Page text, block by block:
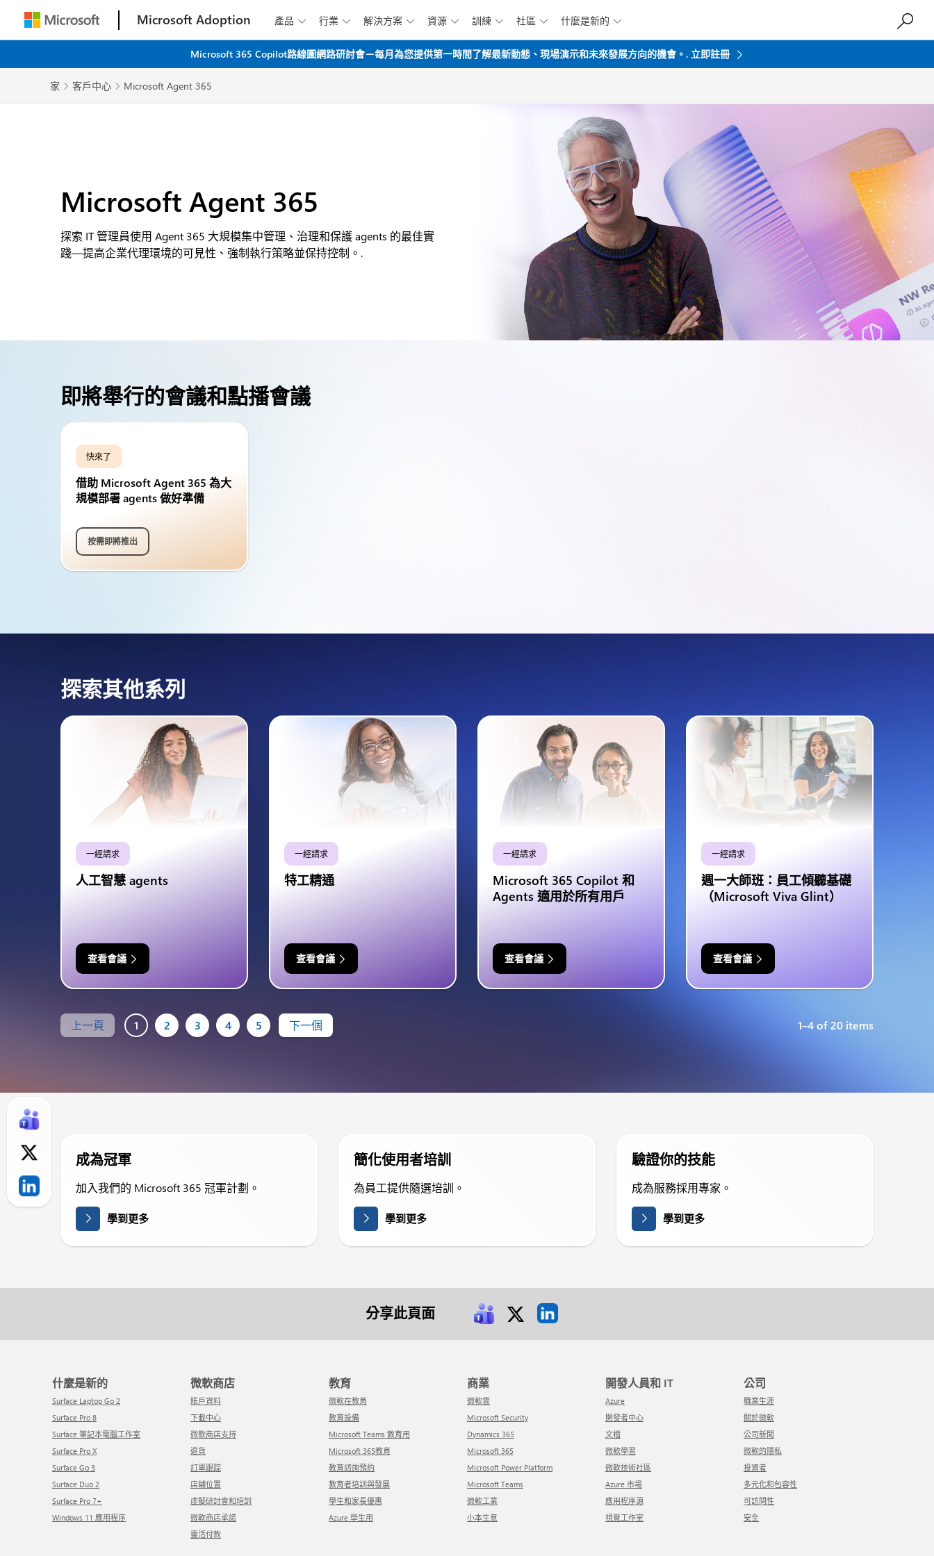
跳到主要內容
Microsoft Adoption 產品  行業  解決方案  資源  訓練  社區  什麼是新的 
Microsoft 365 Copilot路線圖網路研討會－每月為您提供第一時間了解最新動態、現場演示和未來發展方向的機會。. 立即註冊
家  客戶中心  Microsoft Agent 365
Microsoft Agent 365
探索 IT 管理員使用 Agent 365 大規模集中管理、治理和保護 agents 的最佳實
踐—提高企業代理環境的可見性、強制執行策略並保持控制。.
即將舉行的會議和點播會議
快來了
借助 Microsoft Agent 365 為大
規模部署 agents 做好準備
按需即將推出
探索其他系列
一經請求
人工智慧 agents
查看會議
一經請求
特工精通
查看會議
一經請求
Microsoft 365 Copilot 和
Agents 適用於所有用戶
查看會議
一經請求
週一大師班：員工傾聽基礎
（Microsoft Viva Glint）
查看會議
上一頁 1 2 3 4 5 下一個 1–4 of 20 items
成為冠軍
加入我們的 Microsoft 365 冠軍計劃。
學到更多
簡化使用者培訓
為員工提供隨選培訓。
學到更多
驗證你的技能
成為服務採用專家。
學到更多
分享此頁面
什麼是新的
Surface Laptop Go 2
Surface Pro 8
Surface 筆記本電腦工作室
Surface Pro X
Surface Go 3
Surface Duo 2
Surface Pro 7+
Windows 11 應用程序
微軟商店
賬戶資料
下載中心
微軟商店支持
退貨
訂單跟踪
店舖位置
虛擬研討會和培訓
微軟商店承諾
靈活付款
教育
微軟在教育
教育設備
Microsoft Teams 教育用
Microsoft 365教育
教育諮詢預約
教育者培訓與發展
學生和家長優惠
Azure 學生用
商業
微軟雲
Microsoft Security
Dynamics 365
Microsoft 365
Microsoft Power Platform
Microsoft Teams
微軟工業
小本生意
開發人員和 IT
Azure
開發者中心
文檔
微軟學習
微軟技術社區
Azure 市場
應用程序源
視覺工作室
公司
職業生涯
關於微軟
公司新聞
微軟的隱私
投資者
多元化和包容性
可訪問性
安全